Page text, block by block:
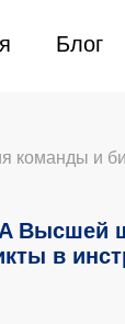
Блог
Блог
Высшей
в
команды и